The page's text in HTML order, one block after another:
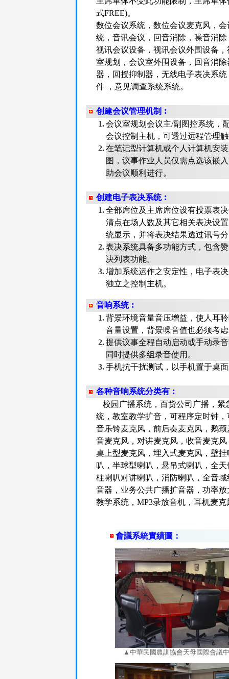
式FREE)。
数位会议系统，数位会议麦克风，
统，音讯会议，回音消除，噪音消
视讯会议设备，视讯会议外围设备
室规划，会议室外围设备，回音消
器，回授抑制器，无线电子表决系
件 ，意见调查系统系统。
创建会议管理机制︰
1. 会议室规划会议主/副图控系统，
会议控制主机，可透过远程管理
2. 在笔记型计算机或个人计算机安
图，议事作业人员仅需点选该嵌
助会议顺利进行。
创建电子表决系统︰
1. 全部席位及主席席位设有投票表
清点在场人数及其它相关表决设
统显示，并将表决结果透过讯号
2. 表决系统具备多功能方式，包含
决列表功能。
3. 增加系统运作之安定性，电子表
独立之控制主机。
音响系统︰
1. 背景环境音量音压增益，使人耳
音量设置，背景噪音值也必须考
2. 提供议事全程自动启动或手动录
同时提供多组录音使用。
3. 手机抗干扰测试，以手机置于桌
各种音响系统分类有︰
校园广播系统，百货公司广播，
统，教室教学扩音，可程序定时钟
音乐铃麦克风，前后奏麦克风，鹅
音麦克风，对讲麦克风，收音麦克
桌上型麦克风，埋入式麦克风，壁
叭，半球型喇叭，悬吊式喇叭，全
柱喇叭对讲喇叭，消防喇叭，全音
音器，业务公共广播扩音器，功率
教学系统，MP3录放音机，耳机麦